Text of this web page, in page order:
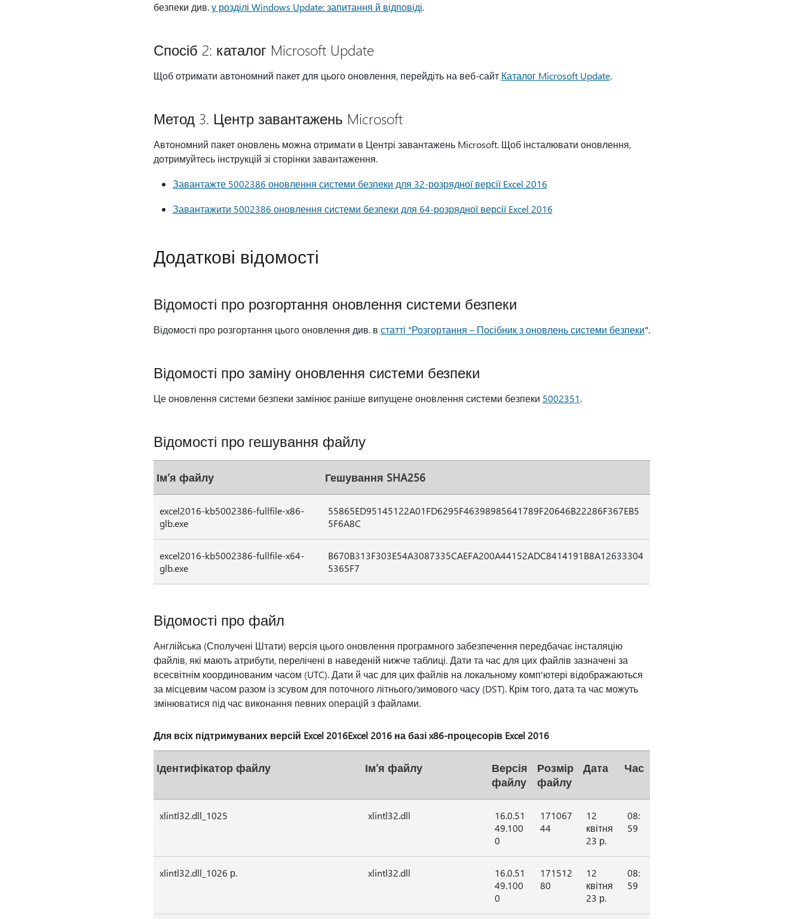
безпеки див.у розділі Windows Update: запитання й відповіді.
Спосіб 2: каталог Microsoft Update
Щоб отримати автономний пакет для цього оновлення, перейдіть на веб-сайт Каталог Microsoft Update.
Метод 3. Центр завантажень Microsoft
Автономний пакет оновлень можна отримати в Центрі завантажень Microsoft. Щоб інсталювати оновлення,
дотримуйтесь інструкцій зі сторінки завантаження.
Завантажте 5002386 оновлення системи безпеки для 32-розрядної версії Excel 2016
Завантажити 5002386 оновлення системи безпеки для 64-розрядної версії Excel 2016
Додаткові відомості
Відомості про розгортання оновлення системи безпеки
Відомості про розгортання цього оновлення див. в статті "Розгортання – Посібник з оновлень системи безпеки".
Відомості про заміну оновлення системи безпеки
Це оновлення системи безпеки замінює раніше випущене оновлення системи безпеки 5002351.
Відомості про гешування файлу
Ім’я файлу Гешування SHA256
excel2016-kb5002386-fullfile-x86-
glb.exe
55865ED95145122A01FD6295F46398985641789F20646B22286F367EB5
5F6A8C
excel2016-kb5002386-fullfile-x64-
glb.exe
B670B313F303E54A3087335CAEFA200A44152ADC8414191B8A12633304
5365F7
Відомості про файл
Англійська (Сполучені Штати) версія цього оновлення програмного забезпечення передбачає інсталяцію
файлів, які мають атрибути, перелічені в наведеній нижче таблиці. Дати та час для цих файлів зазначені за
всесвітнім координованим часом (UTC). Дати й час для цих файлів на локальному комп'ютері відображаються
за місцевим часом разом із зсувом для поточного літнього/зимового часу (DST). Крім того, дата та час можуть
змінюватися під час виконання певних операцій з файлами.
Для всіх підтримуваних версій Excel 2016Excel 2016 на базі x86-процесорів Excel 2016
Ідентифікатор файлу Ім’я файлу
Версія
файлу
Розмір
файлу
Дата Час
xlintl32.dll_1025 xlintl32.dll
16.0.51
49.100
0
171067
44
12
квітня
23 р.
08:
59
xlintl32.dll_1026 р. xlintl32.dll
16.0.51
49.100
0
171512
80
12
квітня
23 р.
08:
59